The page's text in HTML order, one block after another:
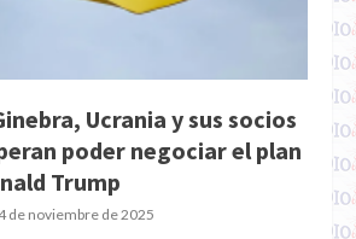
Ucrania y sus socios
poder negociar el plan
Trump
de noviembre de 2025